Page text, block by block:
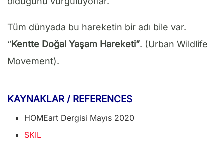
Tüm dünyada bu hareketin bir adı bile var.
“Kentte Doğal Yaşam Hareketi”. (Urban Wildlife
Movement).
KAYNAKLAR / REFERENCES
HOMEart Dergisi Mayıs 2020
SKIL